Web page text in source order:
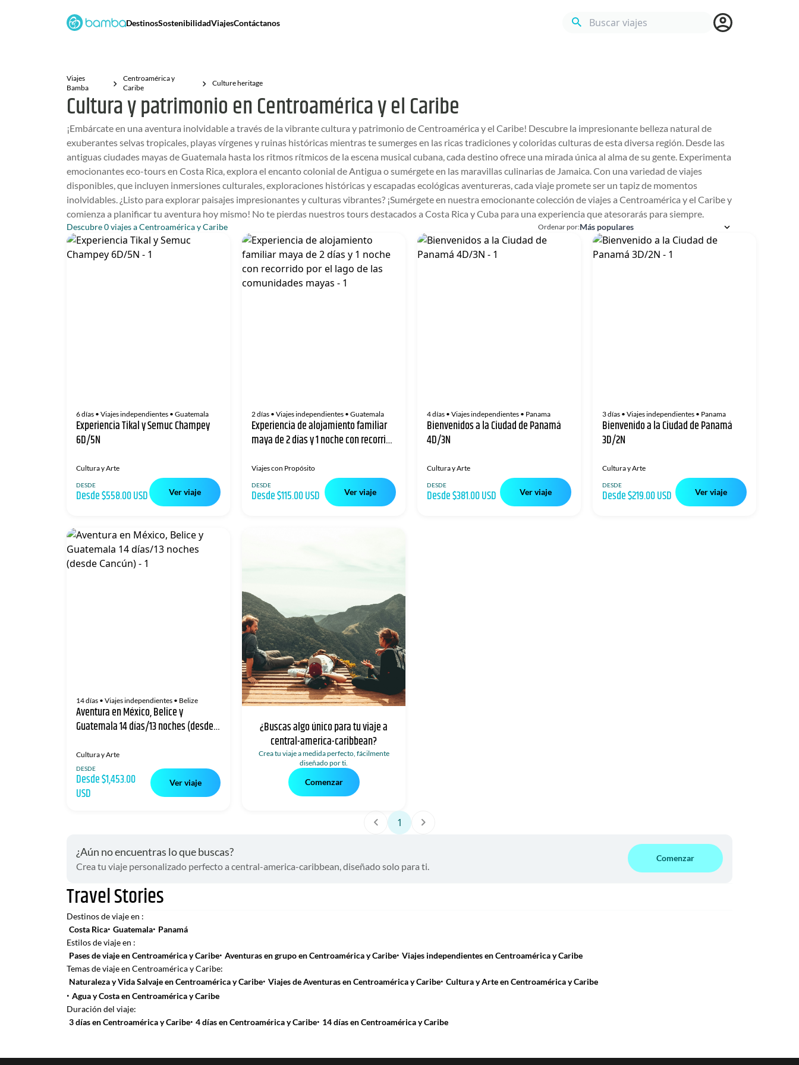
DestinosSostenibilidadViajesContáctanos Buscar viajes
Viajes
Bamba
Centroamérica y
Caribe
Culture heritage
Cultura y patrimonio en Centroamérica y el Caribe
¡Embárcate en una aventura inolvidable a través de la vibrante cultura y patrimonio de Centroamérica y el Caribe! Descubre la impresionante belleza natural de
exuberantes selvas tropicales, playas vírgenes y ruinas históricas mientras te sumerges en las ricas tradiciones y coloridas culturas de esta diversa región. Desde las
antiguas ciudades mayas de Guatemala hasta los ritmos rítmicos de la escena musical cubana, cada destino ofrece una mirada única al alma de su gente. Experimenta
emocionantes eco-tours en Costa Rica, explora el encanto colonial de Antigua o sumérgete en las maravillas culinarias de Jamaica. Con una variedad de viajes
disponibles, que incluyen inmersiones culturales, exploraciones históricas y escapadas ecológicas aventureras, cada viaje promete ser un tapiz de momentos
inolvidables. ¿Listo para explorar paisajes impresionantes y culturas vibrantes? ¡Sumérgete en nuestra emocionante colección de viajes a Centroamérica y el Caribe y
comienza a planificar tu aventura hoy mismo! No te pierdas nuestros tours destacados a Costa Rica y Cuba para una experiencia que atesorarás para siempre.
Descubre 0 viajes a Centroamérica y Caribe Ordenar por:
6 días • Viajes independientes • Guatemala
Experiencia Tikal y Semuc Champey
6D/5N
Cultura y Arte
DESDE
Desde $558.00 USD Ver viaje
2 días • Viajes independientes • Guatemala
Experiencia de alojamiento familiar
maya de 2 días y 1 noche con recorrido
mayas
Viajes con Propósito
DESDE
Desde $115.00 USD Ver viaje
4 días • Viajes independientes • Panama
Bienvenidos a la Ciudad de Panamá
4D/3N
Cultura y Arte
DESDE
Desde $381.00 USD Ver viaje
3 días • Viajes independientes • Panama
Bienvenido a la Ciudad de Panamá
3D/2N
Cultura y Arte
DESDE
Desde $219.00 USD Ver viaje
14 días • Viajes independientes • Belize
Aventura en México, Belice y
Guatemala 14 días/13 noches (desde
Cultura y Arte
DESDE
Desde $1,453.00
USD
Ver viaje
¿Buscas algo único para tu viaje a
central-america-caribbean?
Crea tu viaje a medida perfecto, fácilmente
diseñado por ti.
Comenzar
1
¿Aún no encuentras lo que buscas?
Crea tu viaje personalizado perfecto a central-america-caribbean, diseñado solo para ti.
Comenzar
Travel Stories
Destinos de viaje en :
Costa Rica· Guatemala· Panamá
Estilos de viaje en :
Pases de viaje en Centroamérica y Caribe· Aventuras en grupo en Centroamérica y Caribe· Viajes independientes en Centroamérica y Caribe
Temas de viaje en Centroamérica y Caribe:
Naturaleza y Vida Salvaje en Centroamérica y Caribe· Viajes de Aventuras en Centroamérica y Caribe· Cultura y Arte en Centroamérica y Caribe
· Agua y Costa en Centroamérica y Caribe
Duración del viaje:
3 días en Centroamérica y Caribe· 4 días en Centroamérica y Caribe· 14 días en Centroamérica y Caribe